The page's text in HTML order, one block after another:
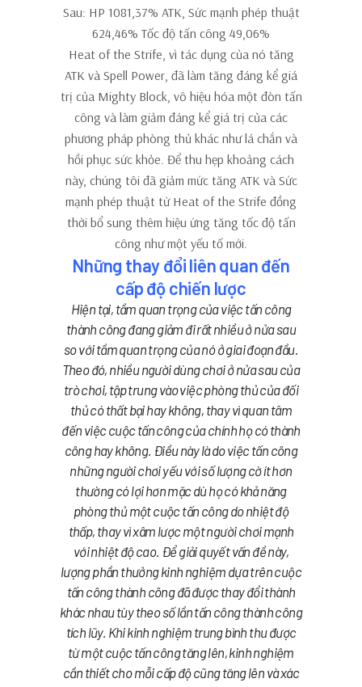
Sau: HP 1081,37% ATK, Sức mạnh phép thuật
624,46% Tốc độ tấn công 49,06%
Heat of the Strife, vì tác dụng của nó tăng
ATK và Spell Power, đã làm tăng đáng kể giá
trị của Mighty Block, vô hiệu hóa một đòn tấn
công và làm giảm đáng kể giá trị của các
phương pháp phòng thủ khác như lá chắn và
hồi phục sức khỏe. Để thu hẹp khoảng cách
này, chúng tôi đã giảm mức tăng ATK và Sức
mạnh phép thuật từ Heat of the Strife đồng
thời bổ sung thêm hiệu ứng tăng tốc độ tấn
công như một yếu tố mới.
Những thay đổi liên quan đến
cấp độ chiến lược
Hiện tại, tầm quan trọng của việc tấn công
thành công đang giảm đi rất nhiều ở nửa sau
so với tầm quan trọng của nó ở giai đoạn đầu.
Theo đó, nhiều người dùng chơi ở nửa sau của
trò chơi, tập trung vào việc phòng thủ của đối
thủ có thất bại hay không, thay vì quan tâm
đến việc cuộc tấn công của chính họ có thành
công hay không. Điều này là do việc tấn công
những người chơi yếu với số lượng cờ ít hơn
thường có lợi hơn mặc dù họ có khả năng
phòng thủ một cuộc tấn công do nhiệt độ
thấp, thay vì xâm lược một người chơi mạnh
với nhiệt độ cao. Để giải quyết vấn đề này,
lượng phần thưởng kinh nghiệm dựa trên cuộc
tấn công thành công đã được thay đổi thành
khác nhau tùy theo số lần tấn công thành công
tích lũy. Khi kinh nghiệm trung bình thu được
từ một cuộc tấn công tăng lên, kinh nghiệm
cần thiết cho mỗi cấp độ cũng tăng lên và xác